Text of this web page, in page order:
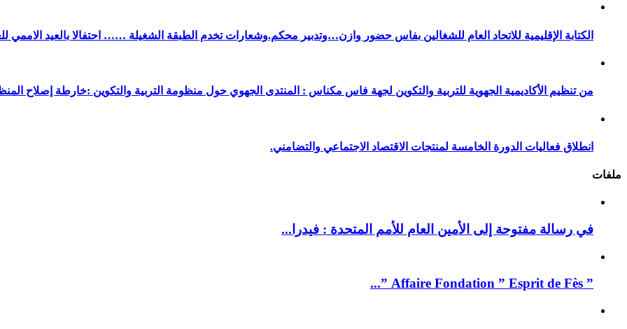
الكتابة الإقليمية للاتحاد العام للشغالين بفاس حضور وازن…وتدبير محكم.وشعارات تخدم الطبقة الشغيلة …… احتفالا بالعيد الاممي
من تنظيم الأكاديمية الجهوية للتربية والتكوين لجهة فاس مكناس : المنتدى الجهوي حول منظومة التربية والتكوين :خارطة إصلاح
انطلاق فعاليات الدورة الخامسة لمنتجات الاقتصاد الاجتماعي والتضامني.
ملفات
في رسالة مفتوحة إلى الأمين العام للأمم المتحدة : فيدرا...
” Affaire Fondation ” Esprit de Fès ”...